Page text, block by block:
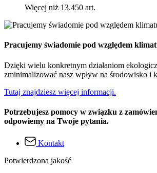
Więcej niż 13.450 art.
Pracujemy świadomie pod względem
Dzięki wielu konkretnym działaniom
zminimalizować nasz wpływ na środowisko i
Tutaj znajdziesz więcej informacji.
Potrzebujesz pomocy w związku z
odpowiemy na Twoje pytania.
Kontakt
Potwierdzona jakość